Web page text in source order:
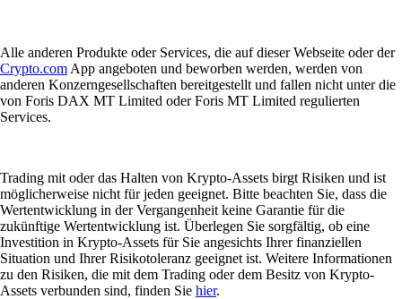
Alle anderen Produkte oder Services, die auf dieser Webseite oder der
Crypto.com App angeboten und beworben werden, werden von
anderen Konzerngesellschaften bereitgestellt und fallen nicht unter die
von Foris DAX MT Limited oder Foris MT Limited regulierten
Services.
Trading mit oder das Halten von Krypto-Assets birgt Risiken und ist
möglicherweise nicht für jeden geeignet. Bitte beachten Sie, dass die
Wertentwicklung in der Vergangenheit keine Garantie für die
zukünftige Wertentwicklung ist. Überlegen Sie sorgfältig, ob eine
Investition in Krypto-Assets für Sie angesichts Ihrer finanziellen
Situation und Ihrer Risikotoleranz geeignet ist. Weitere Informationen
zu den Risiken, die mit dem Trading oder dem Besitz von Krypto-
Assets verbunden sind, finden Sie hier.